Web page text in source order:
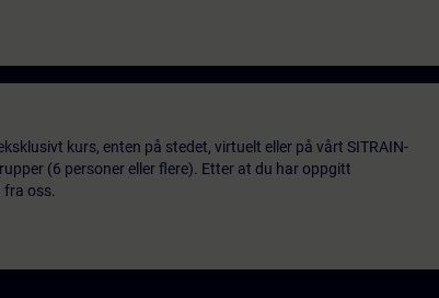
kurs, enten på stedet, virtuelt eller på vårt SITRAIN-
(6 personer eller flere). Etter at du har oppgitt
fra oss.